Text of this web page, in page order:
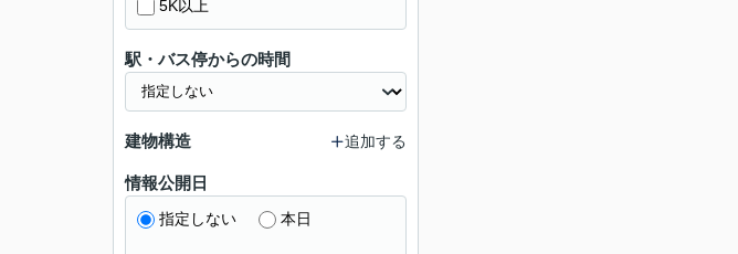
5K以上
駅・バス停からの時間
建物構造 追加する
情報公開日
指定しない 本日